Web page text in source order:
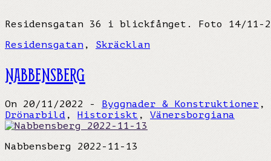
Residensgatan 36 i blickfånget. Foto 14/11-
Residensgatan , Skräcklan
NABBENSBERG
On 20/11/2022 - Byggnader & Konstruktioner ,
Drönarbild , Historiskt , Vänersborgiana
Nabbensberg 2022-11-13